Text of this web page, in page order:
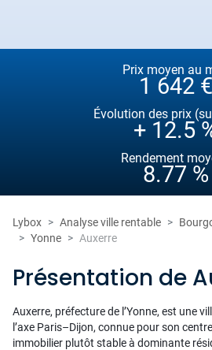
Prix moyen au
1 642 €
Évolution des prix
+ 12.5
Rendement
8.77 %
Lybox Analyse ville rentable
Yonne
Auxerre
Présentation de
Auxerre, préfecture de l’Yonne, est une
l’axe Paris–Dijon, connue pour son
immobilier plutôt stable à dominante